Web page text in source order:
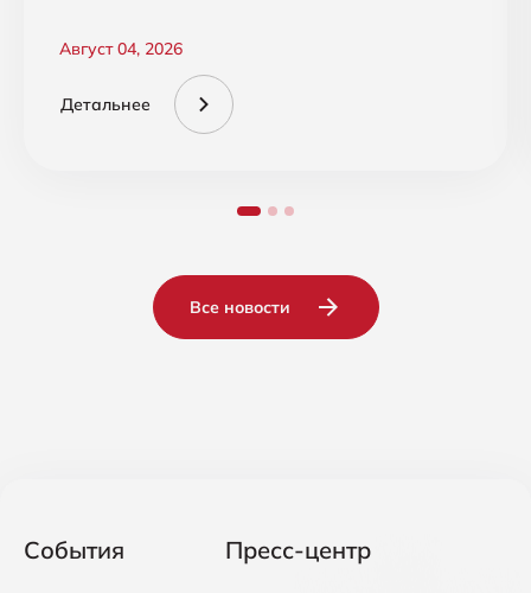
Август 04, 2026
Детальнее
Все новости
События
Пресс-центр